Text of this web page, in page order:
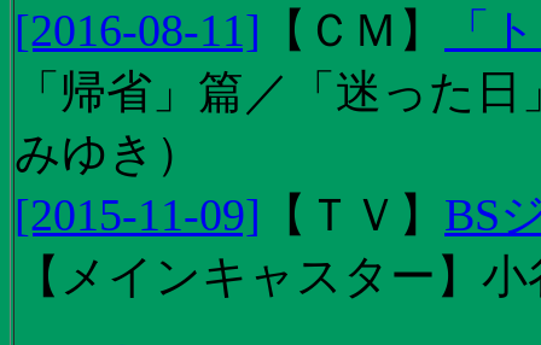
[2016-08-11] 【 ＣＭ 】
「
「帰省」篇／「迷った
みゆき）
[2015-11-09] 【 ＴＶ 】 BS
【メインキャスター】